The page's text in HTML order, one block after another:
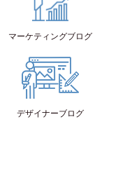
マーケティングブログ
デザイナーブログ